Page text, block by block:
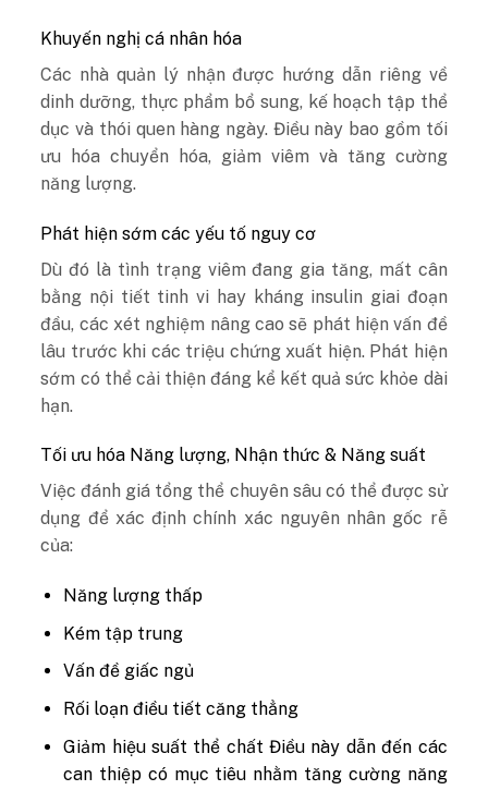
Khuyến nghị cá nhân hóa
Các nhà quản lý nhận được hướng dẫn riêng về
dinh dưỡng, thực phẩm bổ sung, kế hoạch tập thể
dục và thói quen hàng ngày. Điều này bao gồm tối
ưu hóa chuyển hóa, giảm viêm và tăng cường
năng lượng.
Phát hiện sớm các yếu tố nguy cơ
Dù đó là tình trạng viêm đang gia tăng, mất cân
bằng nội tiết tinh vi hay kháng insulin giai đoạn
đầu, các xét nghiệm nâng cao sẽ phát hiện vấn đề
lâu trước khi các triệu chứng xuất hiện. Phát hiện
sớm có thể cải thiện đáng kể kết quả sức khỏe dài
hạn.
Tối ưu hóa Năng lượng, Nhận thức & Năng suất
Việc đánh giá tổng thể chuyên sâu có thể được sử
dụng để xác định chính xác nguyên nhân gốc rễ
của:
Năng lượng thấp
Kém tập trung
Vấn đề giấc ngủ
Rối loạn điều tiết căng thẳng
Giảm hiệu suất thể chất Điều này dẫn đến các
can thiệp có mục tiêu nhằm tăng cường năng